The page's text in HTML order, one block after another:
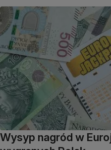
Wysyp nagród w